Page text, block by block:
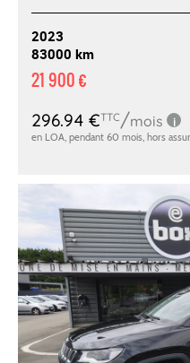
2023
83000 km
21 900 €